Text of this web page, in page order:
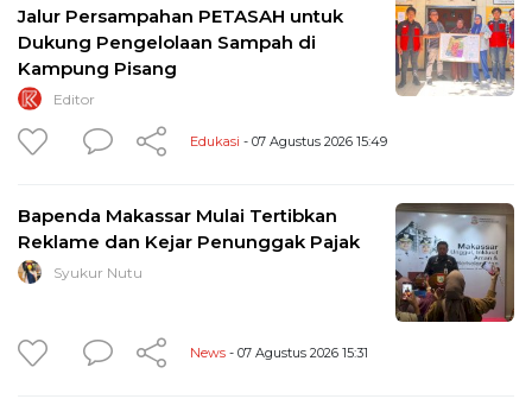
Jalur Persampahan PETASAH untuk
Dukung Pengelolaan Sampah di
Kampung Pisang
Editor
Edukasi - 07 Agustus 2026 15:49
Bapenda Makassar Mulai Tertibkan
Reklame dan Kejar Penunggak Pajak
Syukur Nutu
News - 07 Agustus 2026 15:31